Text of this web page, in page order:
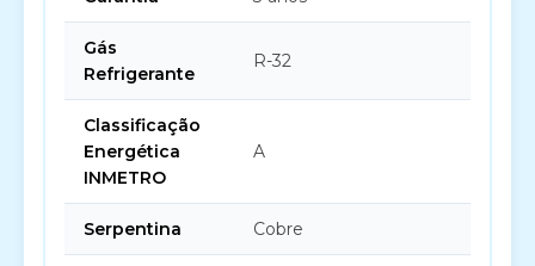
Gás
Refrigerante
R-32
Classificação
Energética
INMETRO
A
Serpentina Cobre